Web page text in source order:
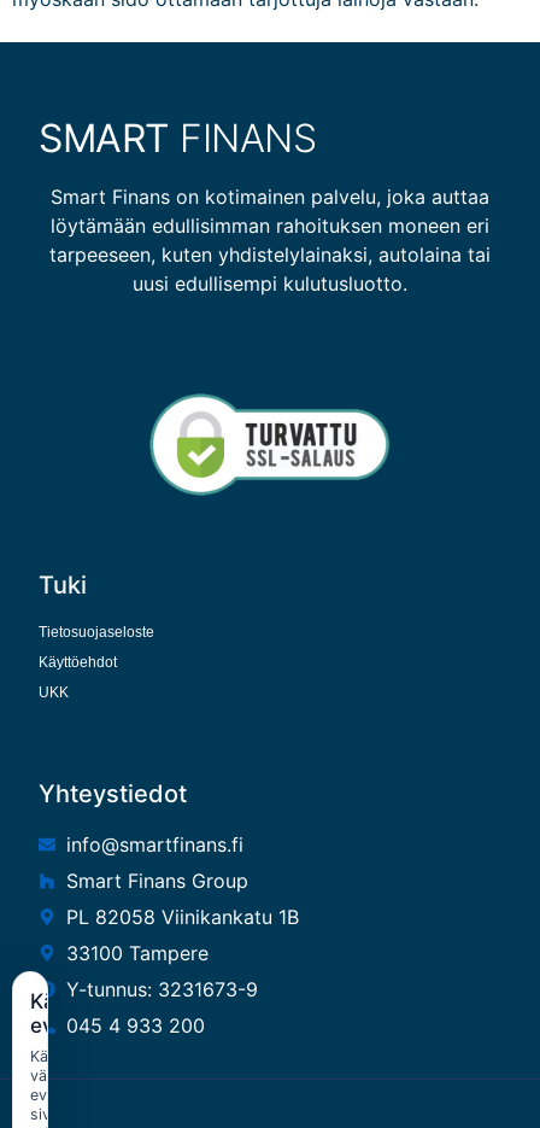
SMART FINANS
Smart Finans on kotimainen palvelu, joka auttaa
löytämään edullisimman rahoituksen moneen eri
tarpeeseen, kuten yhdistelylainaksi, autolaina tai
uusi edullisempi kulutusluotto.
Tuki
Tietosuojaseloste
Käyttöehdot
UKK
Yhteystiedot
info@smartfinans.fi
Smart Finans Group
PL 82058 Viinikankatu 1B
33100 Tampere
Y-tunnus: 3231673-9
045 4 933 200
Käytämme
evästeitä
Käytämme
välttämättömiä
evästeitä
sivuston